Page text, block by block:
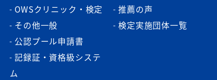
OWSクリニック・検定
その他一般
公認プール申請書
記録証・資格級システ
ム
推薦の声
検定実施団体一覧